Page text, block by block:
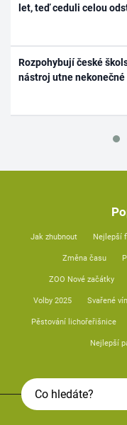
let, teď ceduli celou
Rozpohybují české
nástroj utne
Jak zhubnout Nejlepší
Změna času
ZOO Nové začátky
Volby 2025 Svařené
Pěstování lichořeřišnice
Nejlepší